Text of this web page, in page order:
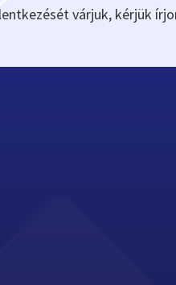
várjuk, kérjük